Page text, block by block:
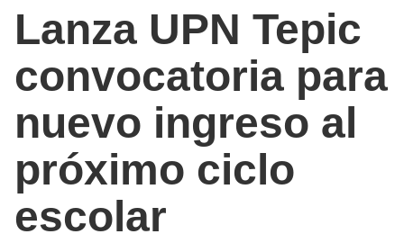
Lanza UPN Tepic
convocatoria para
nuevo ingreso al
próximo ciclo
escolar